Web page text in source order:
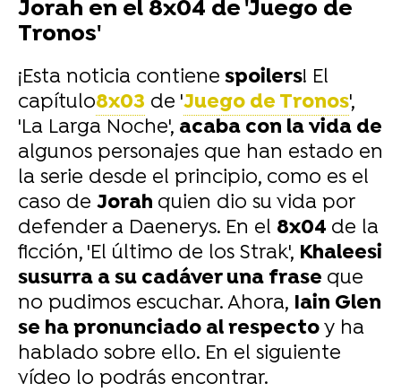
Jorah en el 8x04 de 'Juego de
Tronos'
¡Esta noticia contiene spoilers! El
capítulo8x03 de 'Juego de Tronos',
'La Larga Noche', acaba con la vida de
algunos personajes que han estado en
la serie desde el principio, como es el
caso de Jorah quien dio su vida por
defender a Daenerys. En el 8x04 de la
ficción, 'El último de los Strak', Khaleesi
susurra a su cadáver una frase que
no pudimos escuchar. Ahora, Iain Glen
se ha pronunciado al respectoy ha
hablado sobre ello. En el siguiente
vídeo lo podrás encontrar.